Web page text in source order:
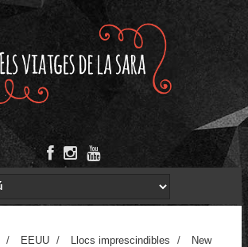
/ EEUU / Llocs imprescindibles /
New